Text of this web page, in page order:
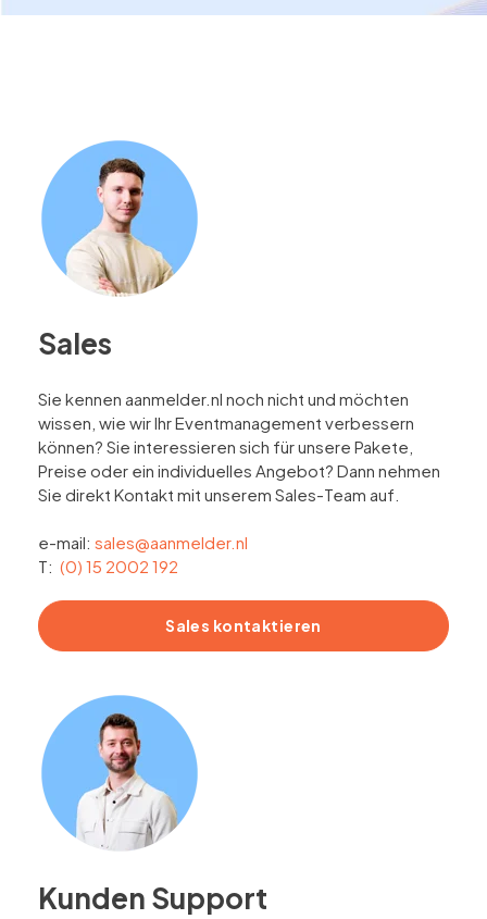
Sales
Sie kennen aanmelder.nl noch nicht und möchten
wissen, wie wir Ihr Eventmanagement verbessern
können? Sie interessieren sich für unsere Pakete,
Preise oder ein individuelles Angebot? Dann nehmen
Sie direkt Kontakt mit unserem Sales-Team auf.
e-mail: sales@aanmelder.nl
T: (0) 15 2002 192
Sales kontaktieren
Kunden Support